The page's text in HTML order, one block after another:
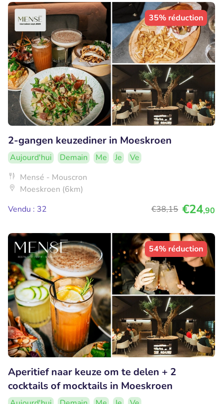
35% réduction
2-gangen keuzediner in Moeskroen
Aujourd'hui Demain Me Je
Ve
Mensé - Mouscron
Moeskroen (6km)
Vendu : 32
€38,15 €24,90
54% réduction
Aperitief naar keuze om te delen + 2
cocktails of mocktails in Moeskroen